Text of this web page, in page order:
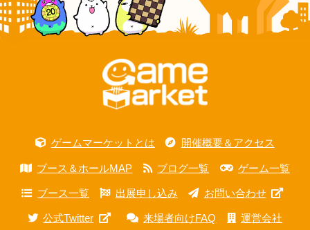
ゲームマーケットとは 開催概要＆アクセス
ブース＆ホールMAP ブログ一覧 ゲーム一覧
ブース一覧 出展申し込み お問い合わせ
公式Twitter 来場者向けFAQ 運営会社